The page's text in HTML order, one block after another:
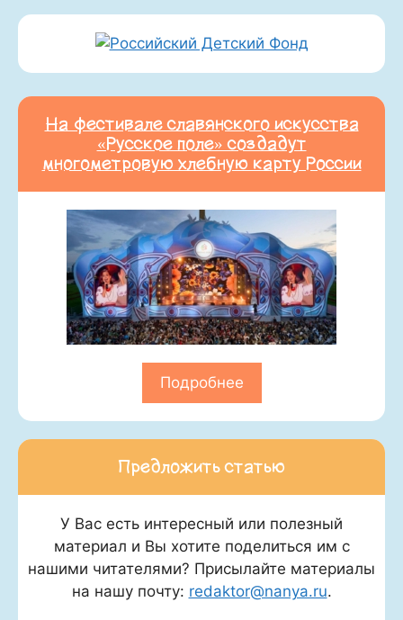
На фестивале славянского искусства
«Русское поле» создадут
многометровую хлебную карту России
Подробнее
Предложить статью
У Вас есть интересный или полезный
материал и Вы хотите поделиться им с
нашими читателями? Присылайте материалы
на нашу почту: redaktor@nanya.ru.